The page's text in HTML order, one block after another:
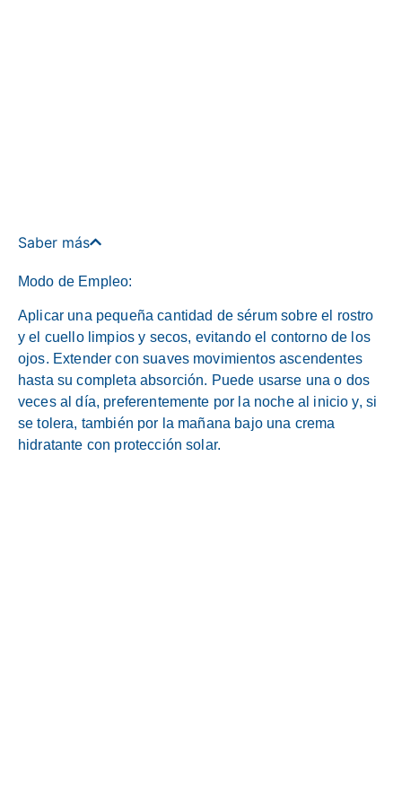
Saber más
Modo de Empleo:
Aplicar una pequeña cantidad de sérum sobre el rostro
y el cuello limpios y secos, evitando el contorno de los
ojos. Extender con suaves movimientos ascendentes
hasta su completa absorción. Puede usarse una o dos
veces al día, preferentemente por la noche al inicio y, si
se tolera, también por la mañana bajo una crema
hidratante con protección solar.